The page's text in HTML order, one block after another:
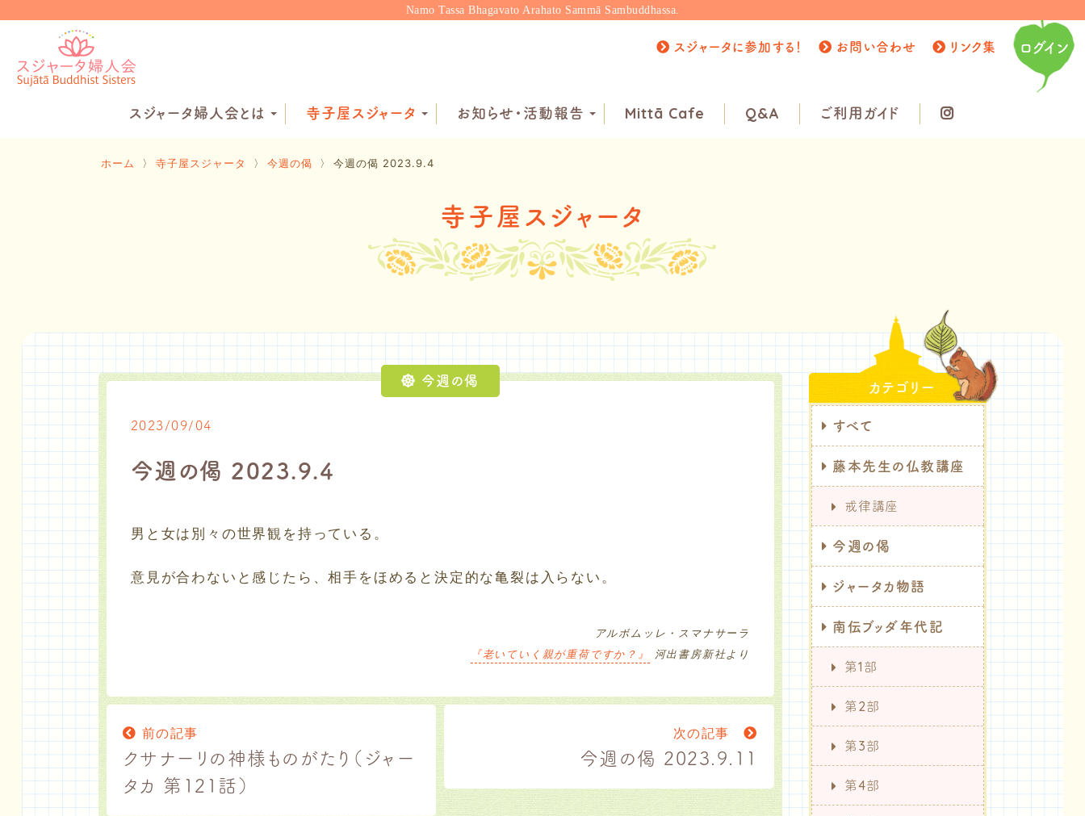
Namo Tassa Bhagavato Arahato Sammā Sambuddhassa.
スジャータに参加する！ お問い合わせ リンク集 ログイン
スジャータ婦人会とは 寺子屋スジャータ お知らせ・活動報告 Mittā Cafe Q&A ご利用ガイド
ホーム 〉 寺子屋スジャータ 〉 今週の偈 〉 今週の偈 2023.9.4
寺子屋スジャータ
2023/09/04
今週の偈
今週の偈 2023.9.4
男と女は別々の世界観を持っている。
意見が合わないと感じたら、相手をほめると決定的な亀裂は入らない。
アルボムッレ・スマナサーラ
『老いていく親が重荷ですか？』
河出書房新社より
前の記事
クサナーリの神様ものがたり（ジャー
タカ 第121話）
次の記事
今週の偈 2023.9.11
カテゴリー
すべて
藤本先生の仏教講座
戒律講座
今週の偈
ジャータカ物語
南伝ブッダ年代記
第1部
第2部
第3部
第4部